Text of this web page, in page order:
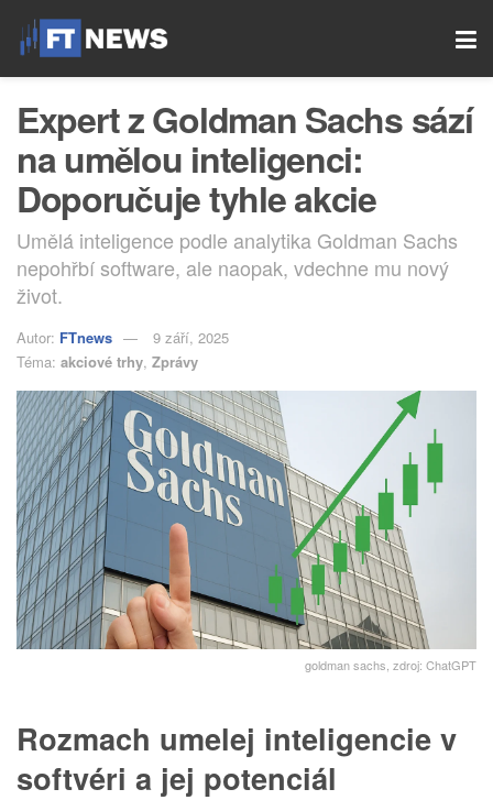
Expert z Goldman Sachs sází
na umělou inteligenci:
Doporučuje tyhle akcie
Umělá inteligence podle analytika Goldman Sachs
nepohřbí software, ale naopak, vdechne mu nový
život.
Autor: FTnews
9 září, 2025
Téma: akciové trhy, Zprávy
goldman sachs, zdroj: ChatGPT
Rozmach umelej inteligencie v
softvéri a jej potenciál